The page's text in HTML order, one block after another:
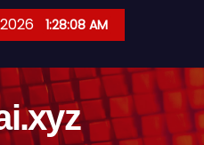
1:28:09 AM